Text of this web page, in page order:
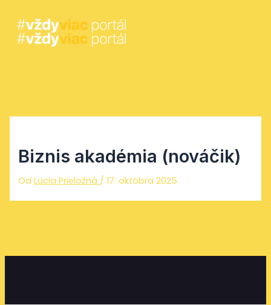
Biznis akadémia (nováčik)
Od Lucia Prieložná /17. októbra 2025